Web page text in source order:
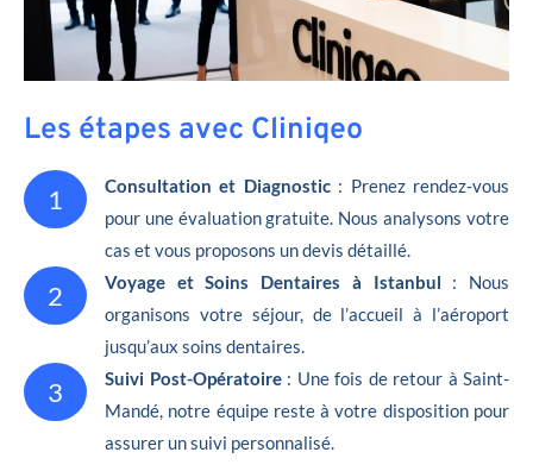
Les étapes avec Cliniqeo
1 Consultation et Diagnostic: Prenez rendez-vous
pour une évaluation gratuite. Nous analysons votre
cas et vous proposons un devis détaillé.
2 Voyage et Soins Dentaires à Istanbul : Nous
organisons votre séjour, de l’accueil à l’aéroport
jusqu’aux soins dentaires.
3 Suivi Post-Opératoire : Une fois de retour à Saint-
Mandé, notre équipe reste à votre disposition pour
assurer un suivi personnalisé.